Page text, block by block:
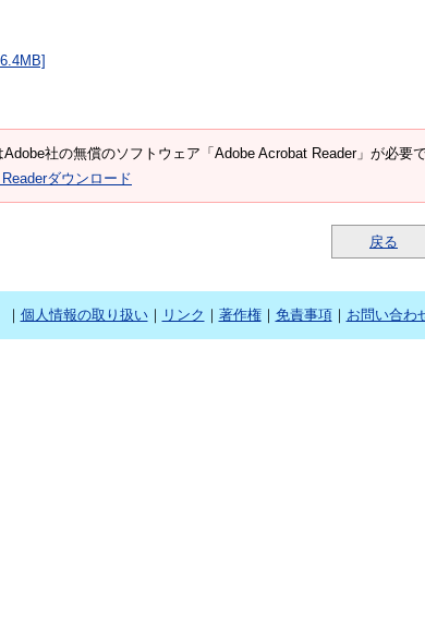
Adobe社の無償のソフトウェア「Adobe Acrobat Reader」が必
ダウンロード
戻る
｜ 個人情報の取り扱い｜ リンク ｜ 著作権｜ 免責事項｜ お問い合わ